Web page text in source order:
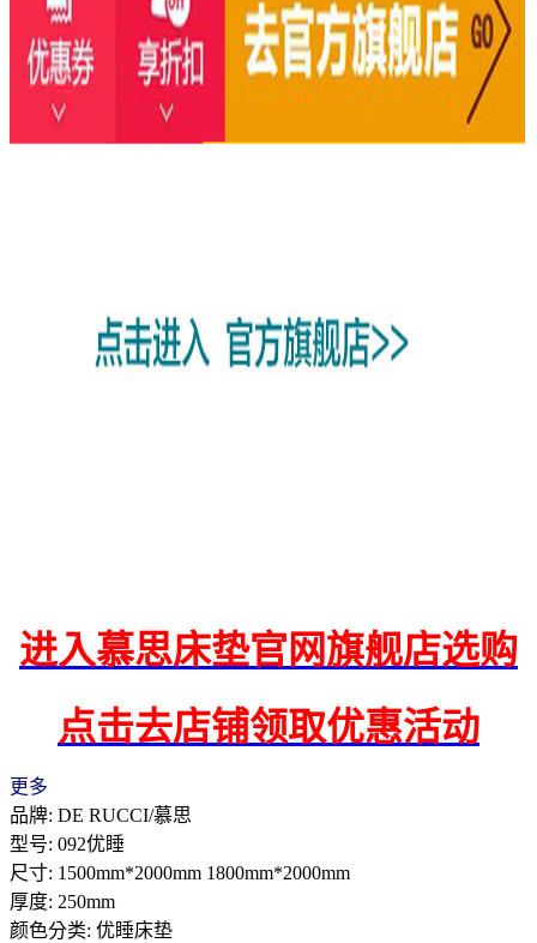
进入慕思床垫官网旗舰店选购
点击去店铺领取优惠活动
更多
品牌: DE RUCCI/慕思
型号: 092优睡
尺寸: 1500mm*2000mm 1800mm*2000mm
厚度: 250mm
颜色分类: 优睡床垫